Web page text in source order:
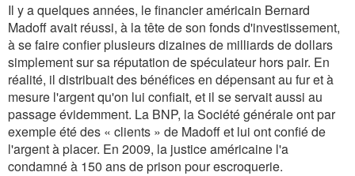
Il y a quelques années, le financier américain Bernard
Madoff avait réussi, à la tête de son fonds d'investissement,
à se faire confier plusieurs dizaines de milliards de dollars
simplement sur sa réputation de spéculateur hors pair. En
réalité, il distribuait des bénéfices en dépensant au fur et à
mesure l'argent qu'on lui confiait, et il se servait aussi au
passage évidemment. La BNP, la Société générale ont par
exemple été des « clients » de Madoff et lui ont confié de
l'argent à placer. En 2009, la justice américaine l'a
condamné à 150 ans de prison pour escroquerie.